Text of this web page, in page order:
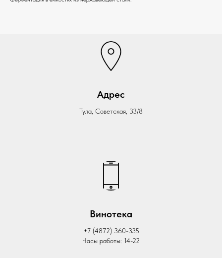
Адрес
Тула, Советская, 33/8
Винотека
+7 (4872) 360-335
Часы работы: 14-22